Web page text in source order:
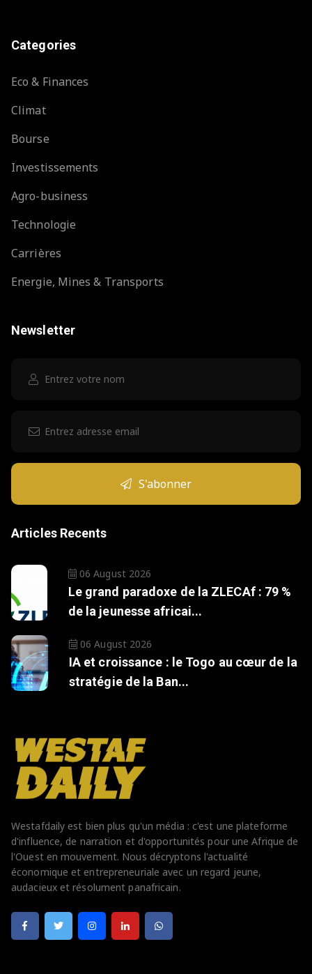
Categories
Eco & Finances
Climat
Bourse
Investissements
Agro-business
Technologie
Carrières
Energie, Mines & Transports
Newsletter
S'abonner
Articles Recents
06 August 2026
Le grand paradoxe de la ZLECAf : 79 %
de la jeunesse africai...
06 August 2026
IA et croissance : le Togo au cœur de la
stratégie de la Ban...
Westafdaily est bien plus qu'un média : c'est une plateforme
d'influence, de narration et d'opportunités pour une Afrique de
l'Ouest en mouvement. Nous décryptons l'actualité
économique et entrepreneuriale avec un regard jeune,
audacieux et résolument panafricain.